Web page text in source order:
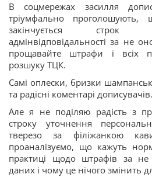
В соцмережах засилля
тріумфально
закінчується строк
адмінвідповідальності за не
прощавайте штрафи і всіх
розшуку ТЦК.
Самі оплески, бризки
та радісні коментарі дописувачів.
Але я не поділяю радість з
строку уточнення
тверезо за філіжанкою
проаналізуємо, що кажуть
практиці щодо штрафів за не
даних і чому це нічого змінить